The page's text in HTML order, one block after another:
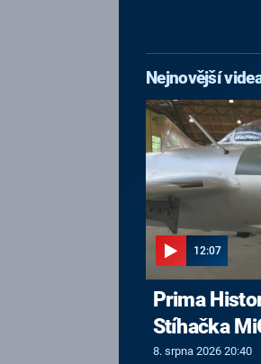
Nejnovější
12:07
Prima
Stíhačka
8. srpna 2026 20:40